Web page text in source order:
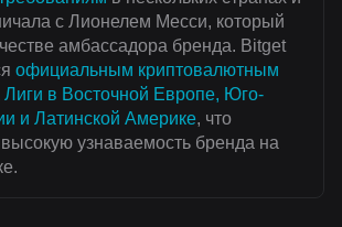
с Лионелем Месси, который
амбассадора бренда. Bitget
официальным криптовалютным
в Восточной Европе, Юго-
и Латинской Америке, что
узнаваемость бренда на